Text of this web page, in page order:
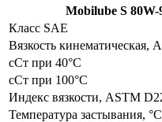
Mobilube S 80W-
Класс SAE
Вязкость кинематическая,
сСт при 40°C
сСт при 100°С
Индекс вязкости, ASTM
Температура застывания,